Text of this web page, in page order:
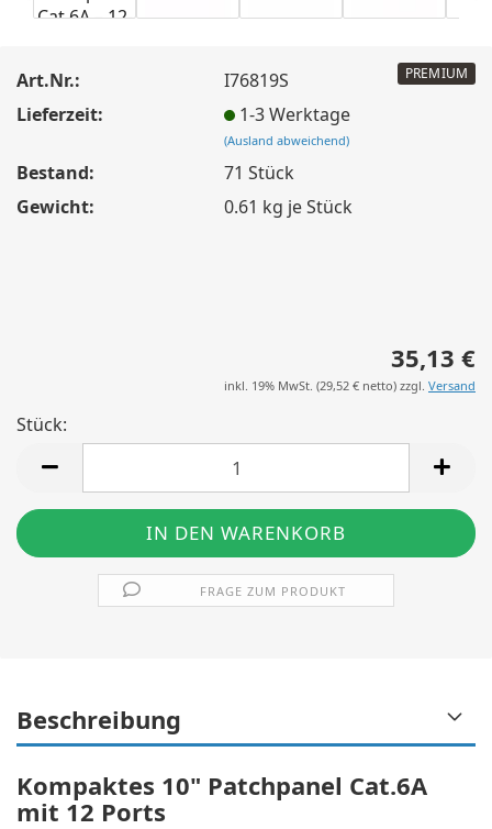
PREMIUM
Art.Nr.:
I76819S
Lieferzeit:
1-3 Werktage
(Ausland abweichend)
Bestand: 71Stück
Gewicht:
0.61 kg je Stück
35,13 €
inkl. 19% MwSt. (29,52 € netto) zzgl. Versand
Stück:
FRAGE ZUM PRODUKT
Beschreibung
Kompaktes 10" Patchpanel Cat.6A
mit 12 Ports